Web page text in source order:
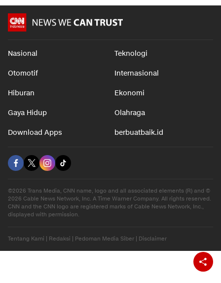
Nasional Teknologi
Otomotif Internasional
Hiburan Ekonomi
Gaya Hidup Olahraga
Download Apps berbuatbaik.id
©2026 Trans Media, CNN name, logo and all associated elements (R) and ©
2026 Cable News Network, Inc. A Time Warner Company. All rights reserved.
CNN and the CNN logo are registered marks of Cable News Network, Inc.,
displayed with permission.
Tentang Kami Redaksi Pedoman Media Siber Disclaimer